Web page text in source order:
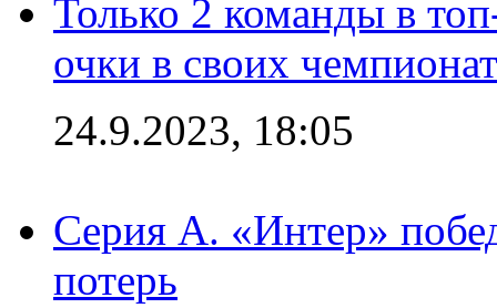
Только 2 команды в
очки в своих
24.9.2023, 18:05
Серия А. «Интер»
потерь